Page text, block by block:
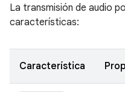
La transmisión de audio
características:
Característica